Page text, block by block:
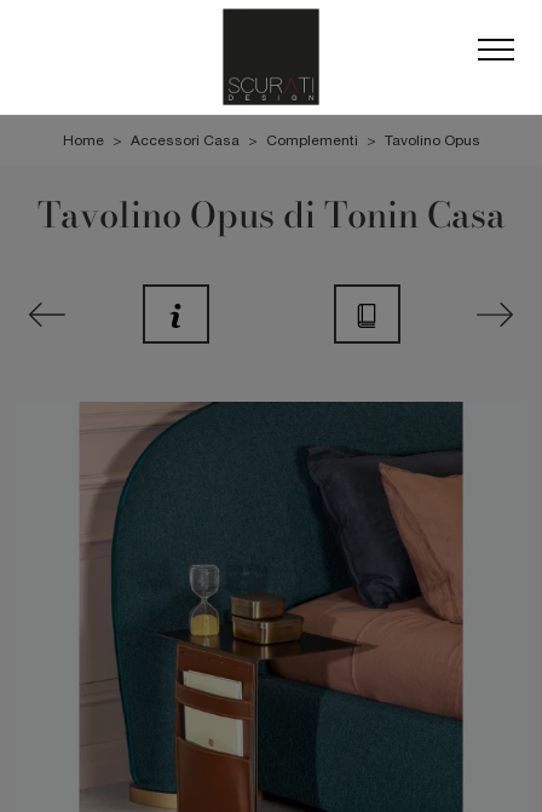
Home > Accessori Casa > Complementi > Tavolino Opus
Tavolino Opus di Tonin Casa